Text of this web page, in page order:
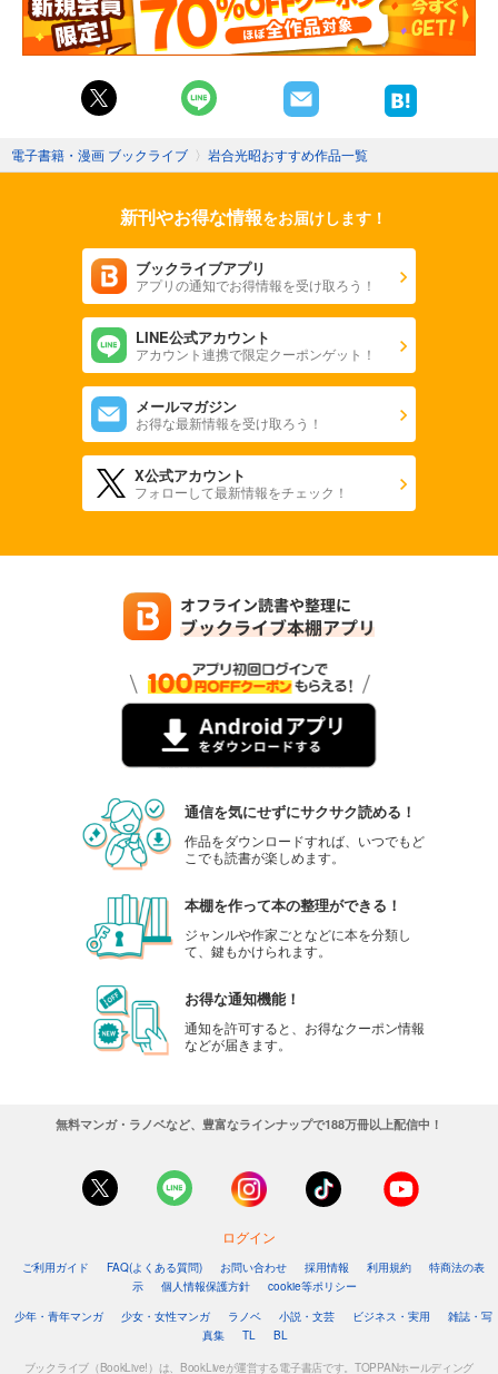
電子書籍・漫画 ブックライブ 〉 岩合光昭おすすめ作品一覧
新刊やお得な情報をお届けします！
ブックライブアプリ
アプリの通知でお得情報を受け取ろう！
LINE公式アカウント
アカウント連携で限定クーポンゲット！
メールマガジン
お得な最新情報を受け取ろう！
X公式アカウント
フォローして最新情報をチェック！
通信を気にせずにサクサク読める！
作品をダウンロードすれば、いつでもど
こでも読書が楽しめます。
本棚を作って本の整理ができる！
ジャンルや作家ごとなどに本を分類し
て、鍵もかけられます。
お得な通知機能！
通知を許可すると、お得なクーポン情報
などが届きます。
無料マンガ・ラノベなど、豊富なラインナップで188万冊以上配信中！
ログイン
ご利用ガイド FAQ(よくある質問) お問い合わせ 採用情報 利用規約
特商法の表
示
個人情報保護方針
cookie等ポリシー
少年・青年マンガ
少女・女性マンガ ラノベ 小説・文芸 ビジネス・実用
雑誌・写
真集
TL BL
ブックライブ（BookLive!）は、BookLiveが運営する電子書店です。TOPPANホールディング